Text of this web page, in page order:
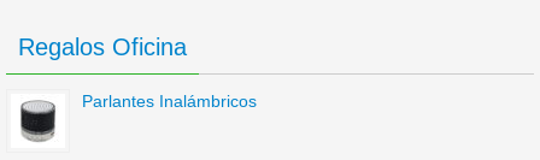
Regalos Oficina
Parlantes Inalámbricos